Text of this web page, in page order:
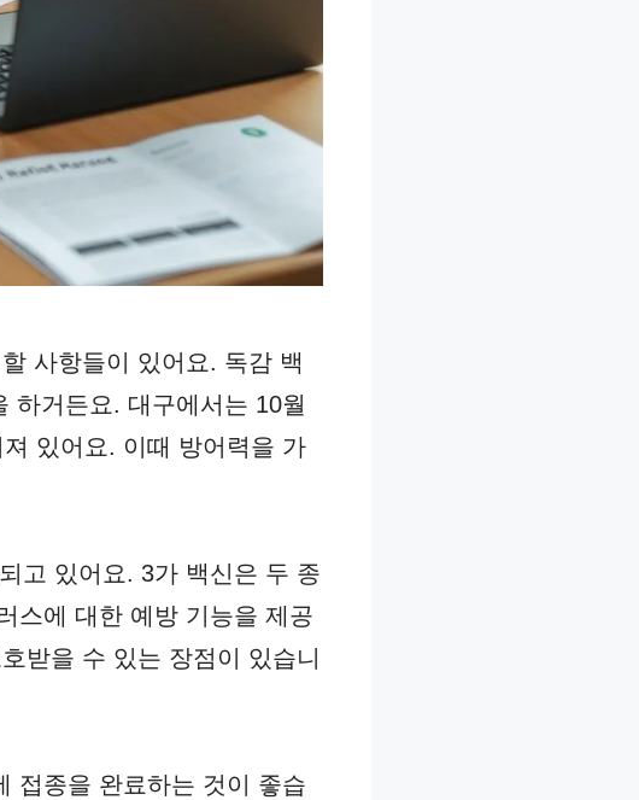
사항들이 있어요. 독감 백
하거든요. 대구에서는 10월
있어요. 이때 방어력을 가
고 있어요. 3가 백신은 두 종
스에 대한 예방 기능을 제공
받을 수 있는 장점이 있습니
접종을 완료하는 것이 좋습